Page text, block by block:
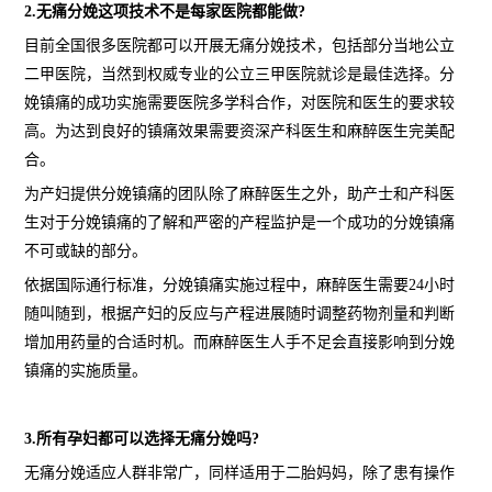
2.无痛分娩这项技术不是每家医院都能做?
目前全国很多医院都可以开展无痛分娩技术，包括部分当地公立
二甲医院，当然到权威专业的公立三甲医院就诊是最佳选择。分
娩镇痛的成功实施需要医院多学科合作，对医院和医生的要求较
高。为达到良好的镇痛效果需要资深产科医生和麻醉医生完美配
合。
为产妇提供分娩镇痛的团队除了麻醉医生之外，助产士和产科医
生对于分娩镇痛的了解和严密的产程监护是一个成功的分娩镇痛
不可或缺的部分。
依据国际通行标准，分娩镇痛实施过程中，麻醉医生需要24小时
随叫随到，根据产妇的反应与产程进展随时调整药物剂量和判断
增加用药量的合适时机。而麻醉医生人手不足会直接影响到分娩
镇痛的实施质量。
3.所有孕妇都可以选择无痛分娩吗?
无痛分娩适应人群非常广，同样适用于二胎妈妈，除了患有操作